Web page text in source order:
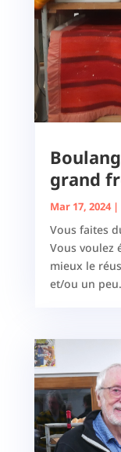
grand
Mar 17, 2024|
Vous faites
Vous voulez
mieux le
et/ou un